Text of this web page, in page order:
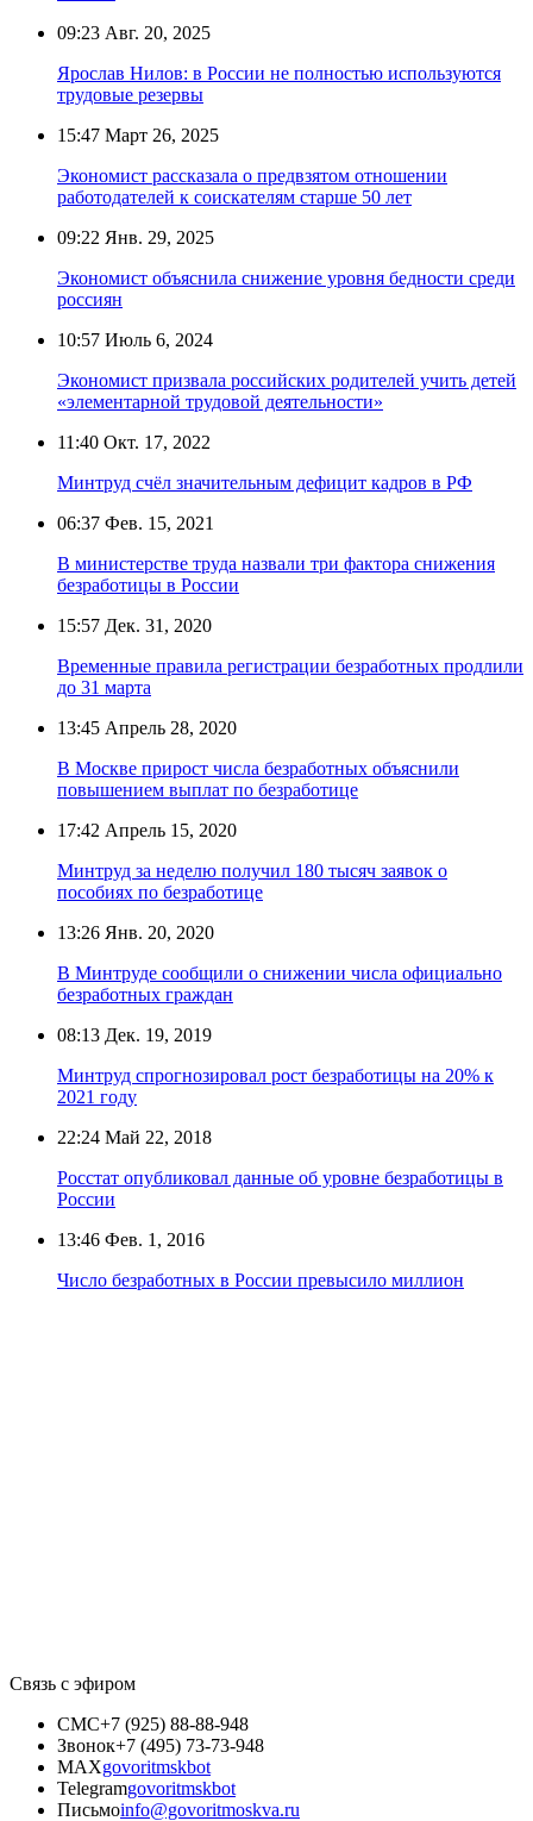
09:23 Авг. 20, 2025
Ярослав Нилов: в России не полностью используются
трудовые резервы
15:47 Март 26, 2025
Экономист рассказала о предвзятом отношении
работодателей к соискателям старше 50 лет
09:22 Янв. 29, 2025
Экономист объяснила снижение уровня бедности среди
россиян
10:57 Июль 6, 2024
Экономист призвала российских родителей учить детей
«элементарной трудовой деятельности»
11:40 Окт. 17, 2022
Минтруд счёл значительным дефицит кадров в РФ
06:37 Фев. 15, 2021
В министерстве труда назвали три фактора снижения
безработицы в России
15:57 Дек. 31, 2020
Временные правила регистрации безработных продлили
до 31 марта
13:45 Апрель 28, 2020
В Москве прирост числа безработных объяснили
повышением выплат по безработице
17:42 Апрель 15, 2020
Минтруд за неделю получил 180 тысяч заявок о
пособиях по безработице
13:26 Янв. 20, 2020
В Минтруде сообщили о снижении числа официально
безработных граждан
08:13 Дек. 19, 2019
Минтруд спрогнозировал рост безработицы на 20% к
2021 году
22:24 Май 22, 2018
Росстат опубликовал данные об уровне безработицы в
России
13:46 Фев. 1, 2016
Число безработных в России превысило миллион
Связь с эфиром
СМС+7 (925) 88-88-948
Звонок+7 (495) 73-73-948
MAXgovoritmskbot
Telegramgovoritmskbot
Письмоinfo@govoritmoskva.ru